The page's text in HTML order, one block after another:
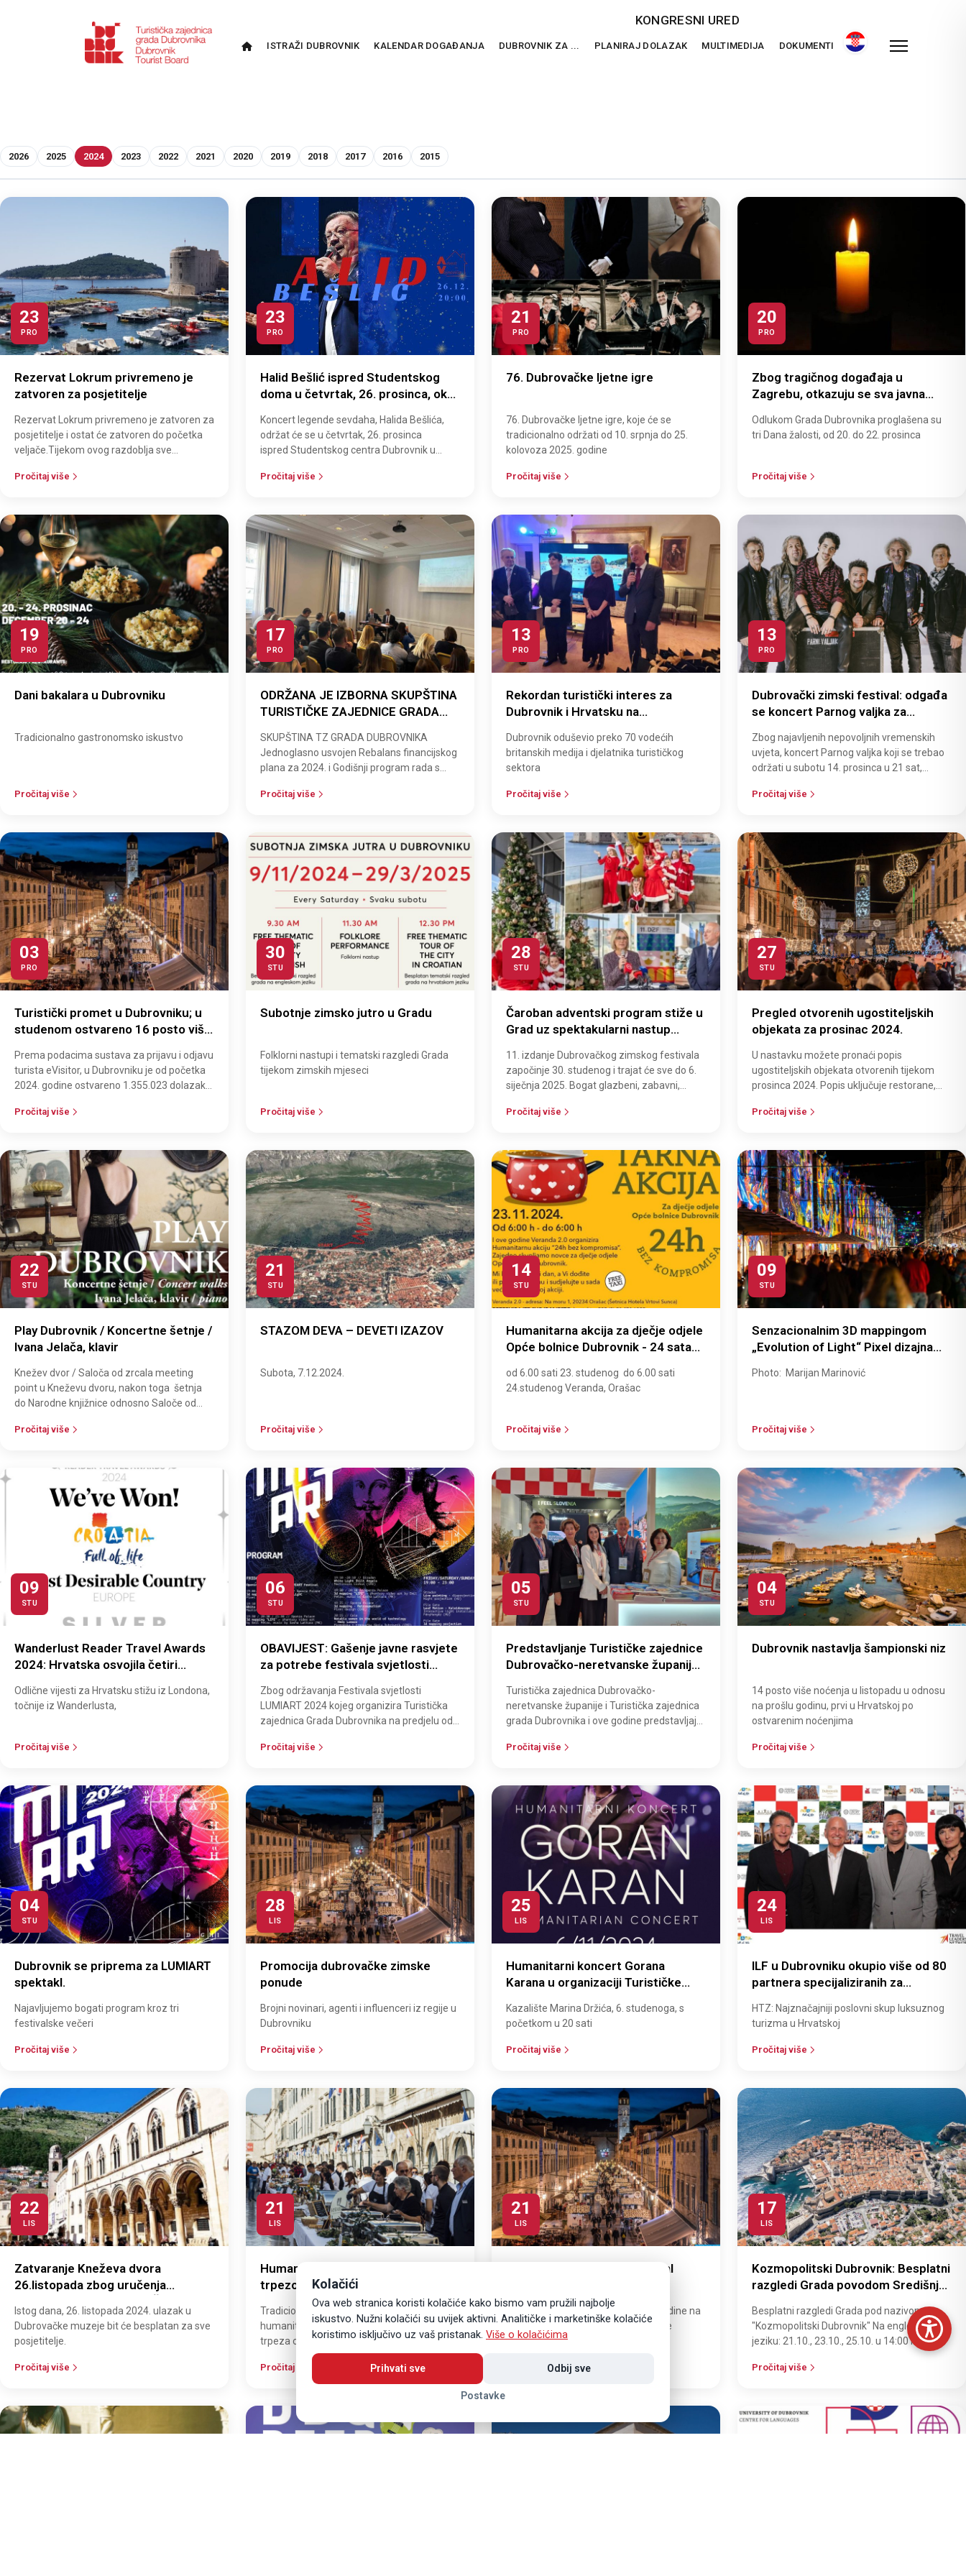
KONGRESNI URED
ISTRAŽI DUBROVNIK KALENDAR DOGAĐANJA DUBROVNIK ZA ... PLANIRAJ DOLAZAK MULTIMEDIJA DOKUMENTI
2026 2025 2024 2023 2022 2021 2020 2019 2018 2017 2016 2015
23
PRO
Rezervat Lokrum privremeno je
zatvoren za posjetitelje
Rezervat Lokrum privremeno je zatvoren za
posjetitelje i ostat će zatvoren do početka
veljače.Tijekom ovog razdoblja sve
Pročitaj više
23
PRO
Halid Bešlić ispred Studentskog
doma u četvrtak, 26. prosinca, oko
Koncert legende sevdaha, Halida Bešlića,
održat će se u četvrtak, 26. prosinca
ispred Studentskog centra Dubrovnik u
K…
Pročitaj više
21
PRO
76. Dubrovačke ljetne igre
76. Dubrovačke ljetne igre, koje će se
tradicionalno održati od 10. srpnja do 25.
kolovoza 2025. godine
Pročitaj više
20
PRO
Zbog tragičnog događaja u
Zagrebu, otkazuju se sva javna
Odlukom Grada Dubrovnika proglašena su
tri Dana žalosti, od 20. do 22. prosinca
Pročitaj više
19
PRO
Dani bakalara u Dubrovniku
Tradicionalno gastronomsko iskustvo
Pročitaj više
17
PRO
ODRŽANA JE IZBORNA SKUPŠTINA
TURISTIČKE ZAJEDNICE GRADA
DUBROVNIKA
SKUPŠTINA TZ GRADA DUBROVNIKA
Jednoglasno usvojen Rebalans financijskog
plana za 2024. i Godišnji program rada s
utorak,…
Pročitaj više
13
PRO
Rekordan turistički interes za
Dubrovnik i Hrvatsku na
Londonu
Dubrovnik oduševio preko 70 vodećih
britanskih medija i djelatnika turističkog
sektora
Pročitaj više
13
PRO
Dubrovački zimski festival: odgađa
se koncert Parnog valjka za
Zbog najavljenih nepovoljnih vremenskih
uvjeta, koncert Parnog valjka koji se trebao
održati u subotu 14. prosinca u 21 sat,
Pročitaj više
03
PRO
Turistički promet u Dubrovniku; u
studenom ostvareno 16 posto više
Prema podacima sustava za prijavu i odjavu
turista eVisitor, u Dubrovniku je od početka
2024. godine ostvareno 1.355.023 dolazaka
Pročitaj više
30
STU
Subotnje zimsko jutro u Gradu
Folklorni nastupi i tematski razgledi Grada
tijekom zimskih mjeseci
Pročitaj više
28
STU
Čaroban adventski program stiže u
Grad uz spektakularni nastup
Novu godinu!
11. izdanje Dubrovačkog zimskog festivala
započinje 30. studenog i trajat će sve do 6.
siječnja 2025. Bogat glazbeni, zabavni,
Pročitaj više
27
STU
Pregled otvorenih ugostiteljskih
objekata za prosinac 2024.
U nastavku možete pronaći popis
ugostiteljskih objekata otvorenih tijekom
prosinca 2024. Popis uključuje restorane,
Pročitaj više
22
STU
Play Dubrovnik / Koncertne šetnje /
Ivana Jelača, klavir
Knežev dvor / Saloča od zrcala meeting
point u Kneževu dvoru, nakon toga šetnja
do Narodne knjižnice odnosno Saloče od
Pročitaj više
21
STU
STAZOM DEVA – DEVETI IZAZOV
Subota, 7.12.2024.
Pročitaj više
14
STU
Humanitarna akcija za dječje odjele
Opće bolnice Dubrovnik - 24 sata
od 6.00 sati 23. studenog do 6.00 sati
24.studenog Veranda, Orašac
Pročitaj više
09
STU
Senzacionalnim 3D mappingom
„Evolution of Light“ Pixel dizajna
Lumiart
Photo: Marijan Marinović
Pročitaj više
09
STU
Wanderlust Reader Travel Awards
2024: Hrvatska osvojila četiri
Odlične vijesti za Hrvatsku stižu iz Londona,
točnije iz Wanderlusta,
Pročitaj više
06
STU
OBAVIJEST: Gašenje javne rasvjete
za potrebe festivala svjetlosti
Zbog održavanja Festivala svjetlosti
LUMIART 2024 kojeg organizira Turistička
zajednica Grada Dubrovnika na predjelu od
Pročitaj više
05
STU
Predstavljanje Turističke zajednice
Dubrovačko-neretvanske županije i
Dubrovnika na sajmu World Travel
Market u Londonu
Turistička zajednica Dubrovačko-
neretvanske županije i Turistička zajednica
grada Dubrovnika i ove godine predstavljaju
Pročitaj više
04
STU
Dubrovnik nastavlja šampionski niz
14 posto više noćenja u listopadu u odnosu
na prošlu godinu, prvi u Hrvatskoj po
ostvarenim noćenjima
Pročitaj više
04
STU
Dubrovnik se priprema za LUMIART
spektakl.
Najavljujemo bogati program kroz tri
festivalske večeri
Pročitaj više
28
LIS
Promocija dubrovačke zimske
ponude
Brojni novinari, agenti i influenceri iz regije u
Dubrovniku
Pročitaj više
25
LIS
Humanitarni koncert Gorana
Karana u organizaciji Turističke
Kazalište Marina Držića, 6. studenoga, s
početkom u 20 sati
Pročitaj više
24
LIS
ILF u Dubrovniku okupio više od 80
partnera specijaliziranih za
HTZ: Najznačajniji poslovni skup luksuznog
turizma u Hrvatskoj
Pročitaj više
22
LIS
Zatvaranje Kneževa dvora
26.listopada zbog uručenja
baštine"
Istog dana, 26. listopada 2024. ulazak u
Dubrovačke muzeje bit će besplatan za sve
posjetitelje.
Pročitaj više
21
LIS
Humanitarnom Dubrovačkom
trpezom zatvoren 11. Good Food
Tradicionalni gastronomski događaj
humanitarnog karaktera - Dubrovačka
trpeza održana je po jubilarni 15. put na
Pročitaj više
21
LIS
11. Dubrovački zimski festival
Spektakularan doček Nove 2025. godine na
Stradunu uz nastup svjetski poznate
zvijezde!
Pročitaj više
17
LIS
Kozmopolitski Dubrovnik: Besplatni
razgledi Grada povodom Središnje
svjetske baštine
Besplatni razgledi Grada pod nazivom
"Kozmopolitski Dubrovnik" Na engleskom
jeziku: 21.10., 23.10., 25.10. u 14:00 hNa
hrvatskom jeziku: 22.10., 24.10., 27.10.…
Pročitaj više
Kolačići
Ova web stranica koristi kolačiće kako bismo vam pružili najbolje
iskustvo. Nužni kolačići su uvijek aktivni. Analitičke i marketinške kolačiće
koristimo isključivo uz vaš pristanak. Više o kolačićima
Prihvati sve Odbij sve
Postavke